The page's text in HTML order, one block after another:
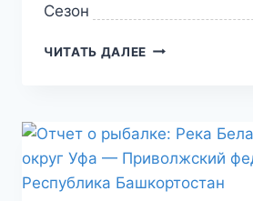
Сезон
ЧИТАТЬ ДАЛЕЕ